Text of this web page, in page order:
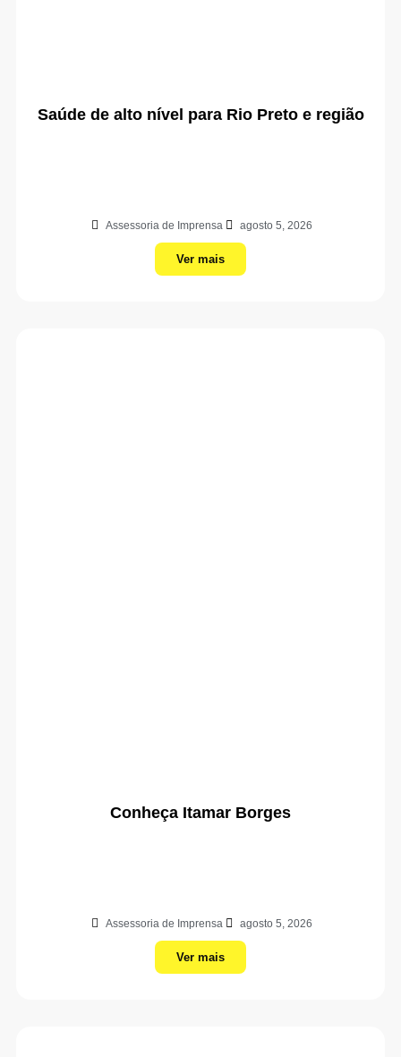
Saúde de alto nível para Rio Preto e região
Assessoria de Imprensa agosto 5, 2026
Ver mais
Conheça Itamar Borges
Assessoria de Imprensa agosto 5, 2026
Ver mais